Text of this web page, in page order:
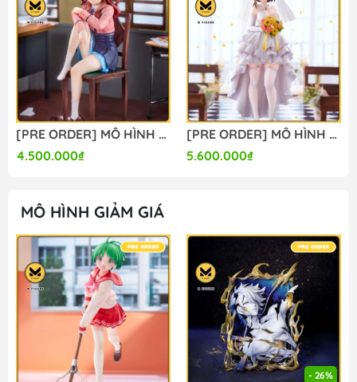
[PRE ORDER] MÔ HÌNH Gakuen iDOLM@STER - Hanami Saki - 1/7 - Ameagari no Iris Before Special Training Ver. (MiraiMira) FIGURE CHÍNH HÃNG
4.500.000₫
[PRE ORDER] MÔ HÌNH Ryza no Atelier 3 ~Owari no Renkinjutsushi to Himitsu no Kagi~ - Reisalin Stout - 1/7 - Wedding Style (Ques Q) FIGURE CHÍNH HÃNG
5.600.000₫
MÔ HÌNH GIẢM GIÁ
- 26%